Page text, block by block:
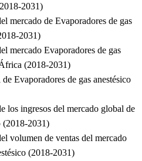
2031)
mercado de Evaporadores de gas
2031)
mercado Evaporadores de gas
(2018-2031)
Evaporadores de gas anestésico
los ingresos del mercado global de
(2018-2031)
volumen de ventas del mercado
(2018-2031)